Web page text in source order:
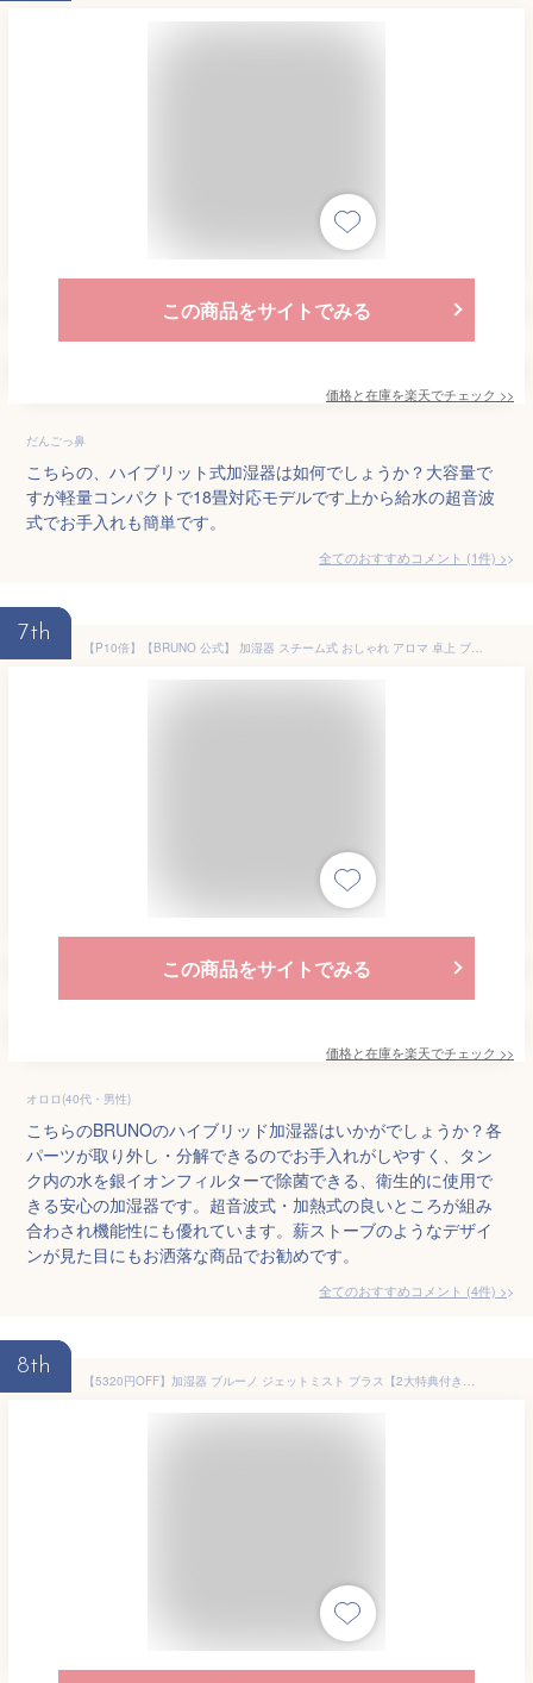
この商品をサイトでみる
価格と在庫を楽天でチェック >>
だんごっ鼻
こちらの、ハイブリット式加湿器は如何でしょうか？大容量で
すが軽量コンパクトで18畳対応モデルです上から給水の超音波
式でお手入れも簡単です。
全てのおすすめコメント (1件) >
7th
【P10倍】【BRUNO 公式】 加湿器 スチーム式 おしゃれ アロマ 卓上 ブルーノ ハイブリッド 超音波 お手入れ簡単 花粉 おすすめ 寝室 リビング スタイリッシュ インテリア COLUMN MIST 引っ越し祝い 入学祝い
この商品をサイトでみる
価格と在庫を楽天でチェック >>
オロロ(40代・男性)
こちらのBRUNOのハイブリッド加湿器はいかがでしょうか？各
パーツが取り外し・分解できるのでお手入れがしやすく、タン
ク内の水を銀イオンフィルターで除菌できる、衛生的に使用で
きる安心の加湿器です。超音波式・加熱式の良いところが組み
合わされ機能性にも優れています。薪ストーブのようなデザイ
ンが見た目にもお洒落な商品でお勧めです。
全てのおすすめコメント (4件) >
8th
【5320円OFF】加湿器 ブルーノ ジェットミスト プラス【2大特典付き】大容量 超音波式加湿器 上部給水 上から給水 BOE098 おしゃれ リビング 静音 静か 寝室 オフィス リビング 除菌 抗菌 加湿機 かしつき お手入れ簡単［ BRUNO 大容量超音波加湿器 JET MIST plus ］